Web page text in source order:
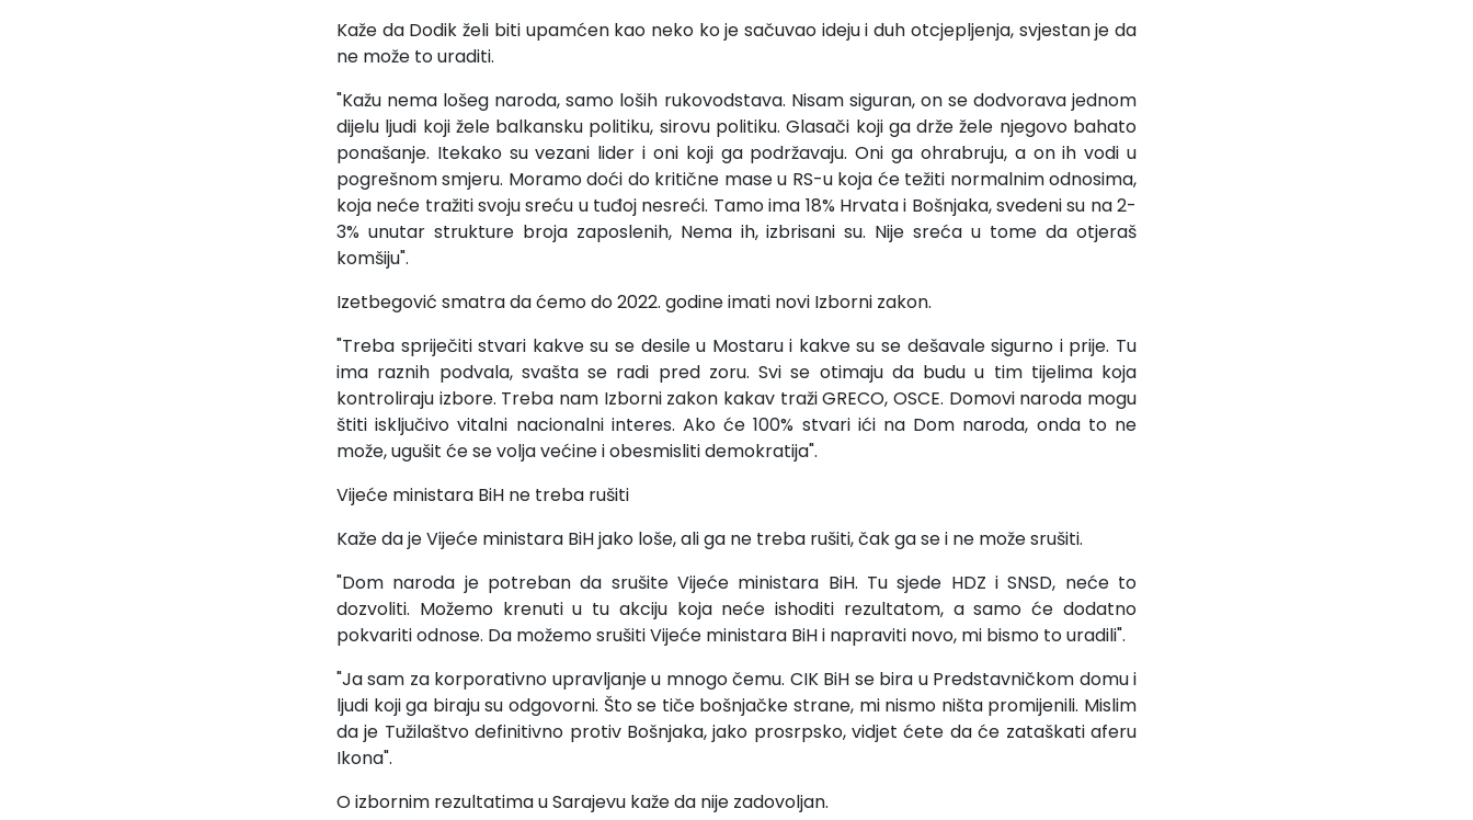
Kaže da Dodik želi biti upamćen kao neko ko je sačuvao ideju i duh otcjepljenja, svjestan je da
ne može to uraditi.
"Kažu nema lošeg naroda, samo loših rukovodstava. Nisam siguran, on se dodvorava jednom
dijelu ljudi koji žele balkansku politiku, sirovu politiku. Glasači koji ga drže žele njegovo bahato
ponašanje. Itekako su vezani lider i oni koji ga podržavaju. Oni ga ohrabruju, a on ih vodi u
pogrešnom smjeru. Moramo doći do kritične mase u RS-u koja će težiti normalnim odnosima,
koja neće tražiti svoju sreću u tuđoj nesreći. Tamo ima 18% Hrvata i Bošnjaka, svedeni su na 2-
3% unutar strukture broja zaposlenih, Nema ih, izbrisani su. Nije sreća u tome da otjeraš
komšiju".
Izetbegović smatra da ćemo do 2022. godine imati novi Izborni zakon.
"Treba spriječiti stvari kakve su se desile u Mostaru i kakve su se dešavale sigurno i prije. Tu
ima raznih podvala, svašta se radi pred zoru. Svi se otimaju da budu u tim tijelima koja
kontroliraju izbore. Treba nam Izborni zakon kakav traži GRECO, OSCE. Domovi naroda mogu
štiti isključivo vitalni nacionalni interes. Ako će 100% stvari ići na Dom naroda, onda to ne
može, ugušit će se volja većine i obesmisliti demokratija".
Vijeće ministara BiH ne treba rušiti
Kaže da je Vijeće ministara BiH jako loše, ali ga ne treba rušiti, čak ga se i ne može srušiti.
"Dom naroda je potreban da srušite Vijeće ministara BiH. Tu sjede HDZ i SNSD, neće to
dozvoliti. Možemo krenuti u tu akciju koja neće ishoditi rezultatom, a samo će dodatno
pokvariti odnose. Da možemo srušiti Vijeće ministara BiH i napraviti novo, mi bismo to uradili".
"Ja sam za korporativno upravljanje u mnogo čemu. CIK BiH se bira u Predstavničkom domu i
ljudi koji ga biraju su odgovorni. Što se tiče bošnjačke strane, mi nismo ništa promijenili. Mislim
da je Tužilaštvo definitivno protiv Bošnjaka, jako prosrpsko, vidjet ćete da će zataškati aferu
Ikona".
O izbornim rezultatima u Sarajevu kaže da nije zadovoljan.